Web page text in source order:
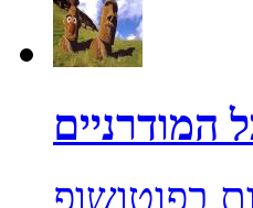
המודרניים
בפוטושופ